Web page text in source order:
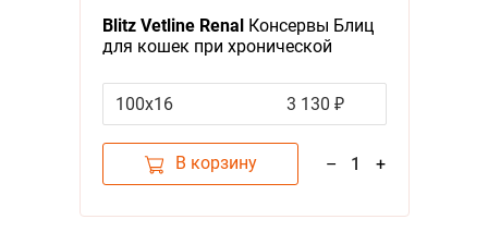
Blitz Vetline Renal Консервы Блиц
для кошек при хронической
за упаковку)
100х16 3 130 ₽
В корзину – 1 +